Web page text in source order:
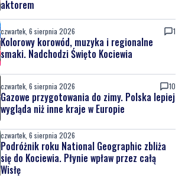
aktorem
czwartek, 6 sierpnia 2026 1
Kolorowy korowód, muzyka i regionalne
smaki. Nadchodzi Święto Kociewia
czwartek, 6 sierpnia 2026 10
Gazowe przygotowania do zimy. Polska lepiej
wygląda niż inne kraje w Europie
czwartek, 6 sierpnia 2026
Podróżnik roku National Geographic zbliża
się do Kociewia. Płynie wpław przez całą
Wisłę